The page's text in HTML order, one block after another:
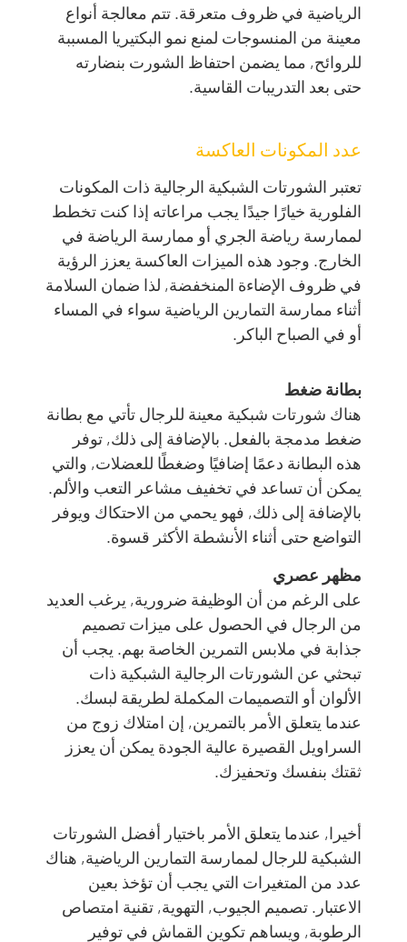
الرياضية في ظروف متعرقة. تتم معالجة أنواع
معينة من المنسوجات لمنع نمو البكتيريا المسببة
للروائح, مما يضمن احتفاظ الشورت بنضارته
حتى بعد التدريبات القاسية.
عدد المكونات العاكسة
تعتبر الشورتات الشبكية الرجالية ذات المكونات
الفلورية خيارًا جيدًا يجب مراعاته إذا كنت تخطط
لممارسة رياضة الجري أو ممارسة الرياضة في
الخارج. وجود هذه الميزات العاكسة يعزز الرؤية
في ظروف الإضاءة المنخفضة, لذا ضمان السلامة
أثناء ممارسة التمارين الرياضية سواء في المساء
أو في الصباح الباكر.
بطانة ضغط
هناك شورتات شبكية معينة للرجال تأتي مع بطانة
ضغط مدمجة بالفعل. بالإضافة إلى ذلك, توفر
هذه البطانة دعمًا إضافيًا وضغطًا للعضلات, والتي
يمكن أن تساعد في تخفيف مشاعر التعب والألم.
بالإضافة إلى ذلك, فهو يحمي من الاحتكاك ويوفر
التواضع حتى أثناء الأنشطة الأكثر قسوة.
مظهر عصري
على الرغم من أن الوظيفة ضرورية, يرغب العديد
من الرجال في الحصول على ميزات تصميم
جذابة في ملابس التمرين الخاصة بهم. يجب أن
تبحثي عن الشورتات الرجالية الشبكية ذات
الألوان أو التصميمات المكملة لطريقة لبسك.
عندما يتعلق الأمر بالتمرين, إن امتلاك زوج من
السراويل القصيرة عالية الجودة يمكن أن يعزز
ثقتك بنفسك وتحفيزك.
أخيرا, عندما يتعلق الأمر باختيار أفضل الشورتات
الشبكية للرجال لممارسة التمارين الرياضية, هناك
عدد من المتغيرات التي يجب أن تؤخذ بعين
الاعتبار. تصميم الجيوب, التهوية, تقنية امتصاص
الرطوبة, ويساهم تكوين القماش في توفير